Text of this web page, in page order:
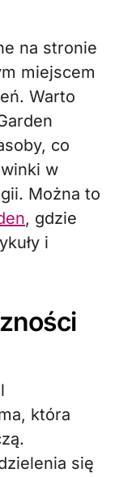
na stronie
miejscem
Warto
co
w
Można to
, gdzie
i
która
się